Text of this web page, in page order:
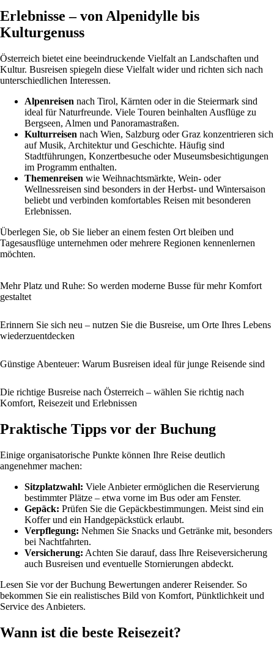
Erlebnisse – von Alpenidylle bis
Kulturgenuss
Österreich bietet eine beeindruckende Vielfalt an Landschaften und
Kultur. Busreisen spiegeln diese Vielfalt wider und richten sich nach
unterschiedlichen Interessen.
Alpenreisen nach Tirol, Kärnten oder in die Steiermark sind
ideal für Naturfreunde. Viele Touren beinhalten Ausflüge zu
Bergseen, Almen und Panoramastraßen.
Kulturreisen nach Wien, Salzburg oder Graz konzentrieren sich
auf Musik, Architektur und Geschichte. Häufig sind
Stadtführungen, Konzertbesuche oder Museumsbesichtigungen
im Programm enthalten.
Themenreisen wie Weihnachtsmärkte, Wein- oder
Wellnessreisen sind besonders in der Herbst- und Wintersaison
beliebt und verbinden komfortables Reisen mit besonderen
Erlebnissen.
Überlegen Sie, ob Sie lieber an einem festen Ort bleiben und
Tagesausflüge unternehmen oder mehrere Regionen kennenlernen
möchten.
Mehr Platz und Ruhe: So werden moderne Busse für mehr Komfort
gestaltet
Erinnern Sie sich neu – nutzen Sie die Busreise, um Orte Ihres Lebens
wiederzuentdecken
Günstige Abenteuer: Warum Busreisen ideal für junge Reisende sind
Die richtige Busreise nach Österreich – wählen Sie richtig nach
Komfort, Reisezeit und Erlebnissen
Praktische Tipps vor der Buchung
Einige organisatorische Punkte können Ihre Reise deutlich
angenehmer machen:
Sitzplatzwahl: Viele Anbieter ermöglichen die Reservierung
bestimmter Plätze – etwa vorne im Bus oder am Fenster.
Gepäck: Prüfen Sie die Gepäckbestimmungen. Meist sind ein
Koffer und ein Handgepäckstück erlaubt.
Verpflegung: Nehmen Sie Snacks und Getränke mit, besonders
bei Nachtfahrten.
Versicherung: Achten Sie darauf, dass Ihre Reiseversicherung
auch Busreisen und eventuelle Stornierungen abdeckt.
Lesen Sie vor der Buchung Bewertungen anderer Reisender. So
bekommen Sie ein realistisches Bild von Komfort, Pünktlichkeit und
Service des Anbieters.
Wann ist die beste Reisezeit?